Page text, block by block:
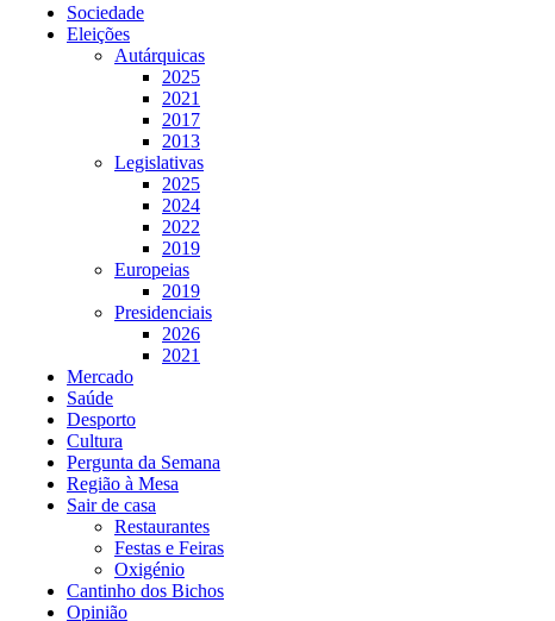
Sociedade
Eleições
Autárquicas
2025
2021
2017
2013
Legislativas
2025
2024
2022
2019
Europeias
2019
Presidenciais
2026
2021
Mercado
Saúde
Desporto
Cultura
Pergunta da Semana
Região à Mesa
Sair de casa
Restaurantes
Festas e Feiras
Oxigénio
Cantinho dos Bichos
Opinião